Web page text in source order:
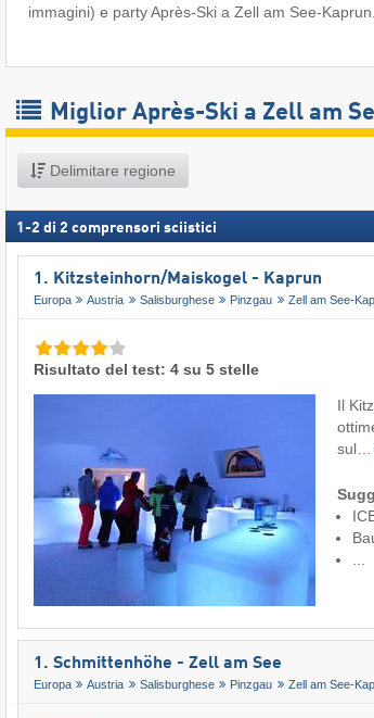
immagini) e party Après-Ski a Zell am See-Kaprun.
Miglior Après-Ski a Zell am
Delimitare regione
1 -2 di 2 comprensori sciistici
1. Kitzsteinhorn/​Maiskogel - Kaprun
Europa Austria Salisburghese Pinzgau Zell am See-
Risultato del test: 4 su 5 stelle
Il
sul…
1. Schmittenhöhe - Zell am See
Europa Austria Salisburghese Pinzgau Zell am See-